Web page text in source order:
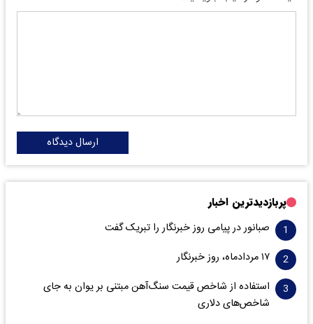
ارسال دیدگاه
پربازدیدترین اخبار
صبانور در پیامی روز خبرنگار را تبریک گفت
۱۷ مردادماه، روز خبرنگار
استفاده از شاخص قیمت سنگ‌آهن مبتنی بر یوان به جای
شاخص‌های دلاری